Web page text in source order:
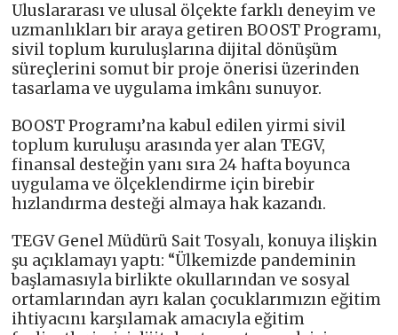
Uluslararası ve ulusal ölçekte farklı deneyim ve
uzmanlıkları bir araya getiren BOOST Programı,
sivil toplum kuruluşlarına dijital dönüşüm
süreçlerini somut bir proje önerisi üzerinden
tasarlama ve uygulama imkânı sunuyor.
BOOST Programı’na kabul edilen yirmi sivil
toplum kuruluşu arasında yer alan TEGV,
finansal desteğin yanı sıra 24 hafta boyunca
uygulama ve ölçeklendirme için birebir
hızlandırma desteği almaya hak kazandı.
TEGV Genel Müdürü Sait Tosyalı, konuya ilişkin
şu açıklamayı yaptı: “Ülkemizde pandeminin
başlamasıyla birlikte okullarından ve sosyal
ortamlarından ayrı kalan çocuklarımızın eğitim
ihtiyacını karşılamak amacıyla eğitim